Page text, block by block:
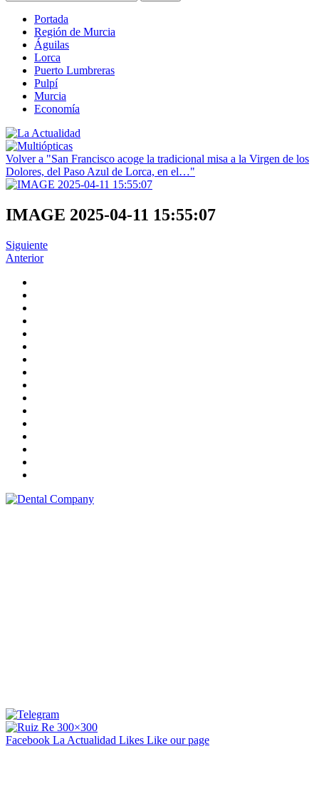
Portada
Región de Murcia
Águilas
Lorca
Puerto Lumbreras
Pulpí
Murcia
Economía
Volver a "San Francisco acoge la tradicional misa a la Virgen de los
Dolores, del Paso Azul de Lorca, en el…"
IMAGE 2025-04-11 15:55:07
Siguiente
Anterior
Facebook La Actualidad Likes Like our page